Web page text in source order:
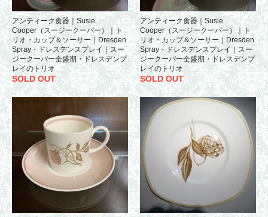
アンティーク食器｜Susie
Cooper（スージークーパー）｜ト
リオ・カップ＆ソーサー｜Dresden
Spray・ドレスデンスプレイ｜スー
ジークーパー全盛期・ドレスデンプ
レイのトリオ
SOLD OUT
アンティーク食器｜Susie
Cooper（スージークーパー）｜ト
リオ・カップ＆ソーサー｜Dresden
Spray・ドレスデンスプレイ｜スー
ジークーパー全盛期・ドレスデンプ
レイのトリオ
SOLD OUT